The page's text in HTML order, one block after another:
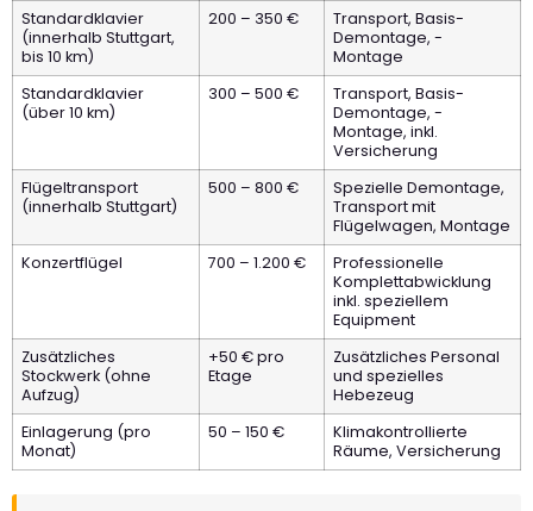
Standardklavier
(innerhalb Stuttgart,
bis 10 km)
200 – 350 €
Transport, Basis-
Demontage, -
Montage
Standardklavier
(über 10 km)
300 – 500 €
Transport, Basis-
Demontage, -
Montage, inkl.
Versicherung
Flügeltransport
(innerhalb Stuttgart)
500 – 800 €
Spezielle Demontage,
Transport mit
Flügelwagen, Montage
Konzertflügel
700 – 1.200 €
Professionelle
Komplettabwicklung
inkl. speziellem
Equipment
Zusätzliches
Stockwerk (ohne
Aufzug)
+50 € pro
Etage
Zusätzliches Personal
und spezielles
Hebezeug
Einlagerung (pro
Monat)
50 – 150 €
Klimakontrollierte
Räume, Versicherung